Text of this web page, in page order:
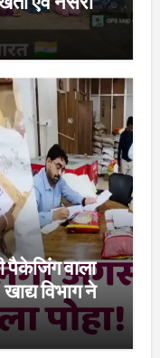
वाला
विभाग ने